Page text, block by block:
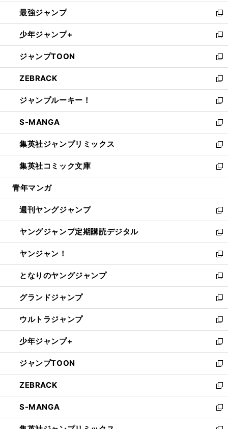
ン
ド
ウ
で
開
く
ウ
ィ
ン
ド
ウ
で
開
く
し
い
ウ
ィ
ン
ド
ウ
で
開
く
最強ジャンプ
新
し
い
ウ
ィ
ン
ド
ウ
で
開
く
少年ジャンプ+
新
し
い
ウ
ィ
ン
ド
ウ
で
開
く
ジャンプTOON
新
し
い
ウ
ィ
ン
ド
ウ
で
開
く
ZEBRACK
新
し
い
ウ
ィ
ン
ド
ウ
で
開
ジャンプルーキー！
新
し
い
ウ
ィ
ン
ド
ウ
開
く
S-MANGA
新
し
い
ウ
ィ
ン
ウ
で
開
く
集英社ジャンプリミックス
新
し
い
ウ
ン
ド
ウ
で
開
く
集英社コミック文庫
新
し
ウ
ィ
ン
ド
ウ
で
開
く
青年マンガ
週刊ヤングジャンプ
新
し
い
ウ
ィ
ン
ド
ウ
で
開
く
ヤングジャンプ定期購読デジタル
新
し
い
ウ
ィ
ン
ド
ウ
で
開
く
ヤンジャン！
新
し
い
ウ
ィ
ン
ド
ウ
で
開
く
となりのヤングジャンプ
新
し
い
ウ
ィ
ン
ド
ウ
で
開
く
グランドジャンプ
新
し
い
ウ
ィ
ン
ド
ウ
で
開
く
ウルトラジャンプ
新
し
い
ウ
ィ
ン
ド
ウ
で
開
少年ジャンプ+
新
し
い
ウ
ィ
ン
ド
ウ
ジャンプTOON
新
し
い
ウ
ィ
ン
ZEBRACK
新
し
い
ウ
S-MANGA
新
し